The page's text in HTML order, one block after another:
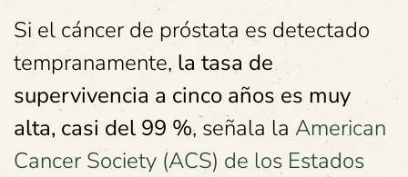
Si el cáncer de próstata es detectado
tempranamente, la tasa de
supervivencia a cinco años es muy
alta, casi del 99 %, señala la American
Cancer Society (ACS) de los Estados